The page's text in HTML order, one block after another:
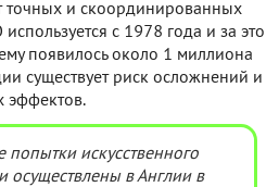
точных и скоординированных
с 1978 года и за это
появилось около 1 миллиона
существует риск осложнений и
эффектов.
попытки искусственного
осуществлены в Англии в